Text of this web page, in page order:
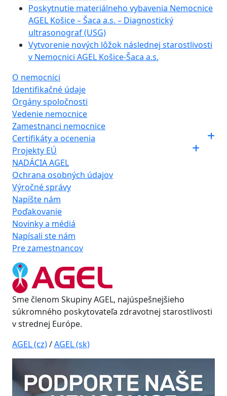
Poskytnutie materiálneho vybavenia Nemocnice
AGEL Košice – Šaca a.s. – Diagnostický
ultrasonograf (USG)
Vytvorenie nových lôžok následnej starostlivosti
v Nemocnici AGEL Košice-Šaca a.s.
O nemocnici
Identifikačné údaje
Orgány spoločnosti
Vedenie nemocnice
Zamestnanci nemocnice
Certifikáty a ocenenia
Projekty EÚ
NADÁCIA AGEL
Ochrana osobných údajov
Výročné správy
Napíšte nám
Poďakovanie
Novinky a médiá
Napísali ste nám
Pre zamestnancov
Sme členom Skupiny AGEL, najúspešnejšieho
súkromného poskytovateľa zdravotnej starostlivosti
v strednej Európe.
AGEL (cz)/AGEL (sk)